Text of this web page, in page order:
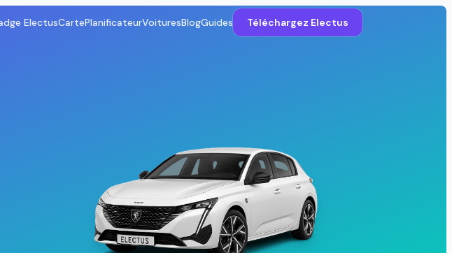
ElectusCartePlanificateurVoituresBlogGuides Téléchargez Electus